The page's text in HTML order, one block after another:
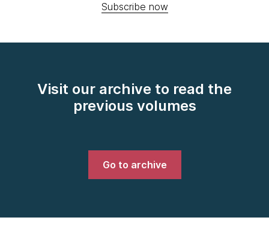
Subscribe now
Visit our archive to read the
previous volumes
Go to archive